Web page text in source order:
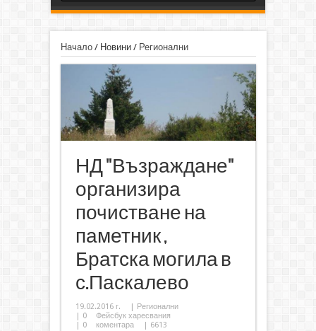
Начало/ Новини/ Регионални
НД "Възраждане"
организира
почистване на
паметник ,
Братска могила в
с.Паскалево
19.02.2016 г.
Регионални
0
Фейсбук харесвания
0 коментара | 6613